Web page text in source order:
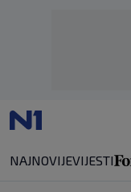
NAJNOVIJEVIJESTI